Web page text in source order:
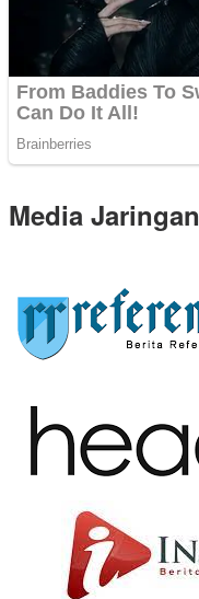
Media Jaringan